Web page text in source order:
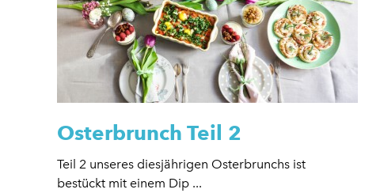
Osterbrunch Teil 2
Teil 2 unseres diesjährigen Osterbrunchs ist
bestückt mit einem Dip ...